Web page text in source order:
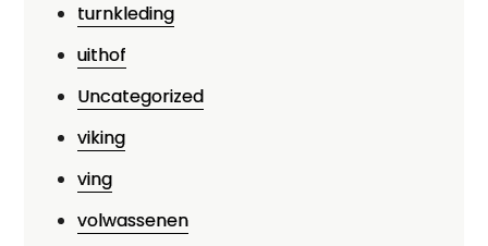
turnkleding
uithof
Uncategorized
viking
ving
volwassenen